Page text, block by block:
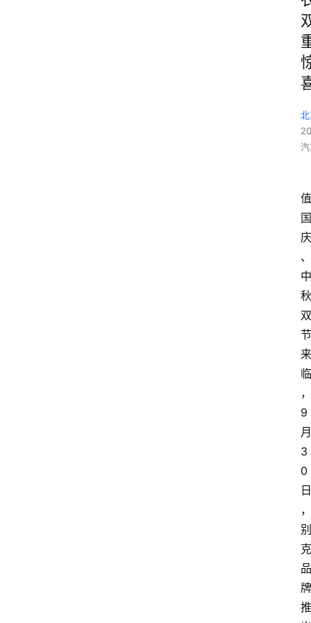
值
国
庆
、
中
秋
双
节
来
临
，
9
月
3
0
日
，
别
克
品
牌
推